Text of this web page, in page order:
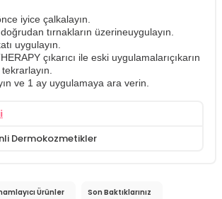
iyice çalkalayın.
tırnakların üzerineuygulayın.
uygulayın.
çıkarıcı ile eski uygulamalarıçıkarın
ve 1 ay uygulamaya ara verin.
Dermokozmetikler
Ürünler Son Baktıklarınız